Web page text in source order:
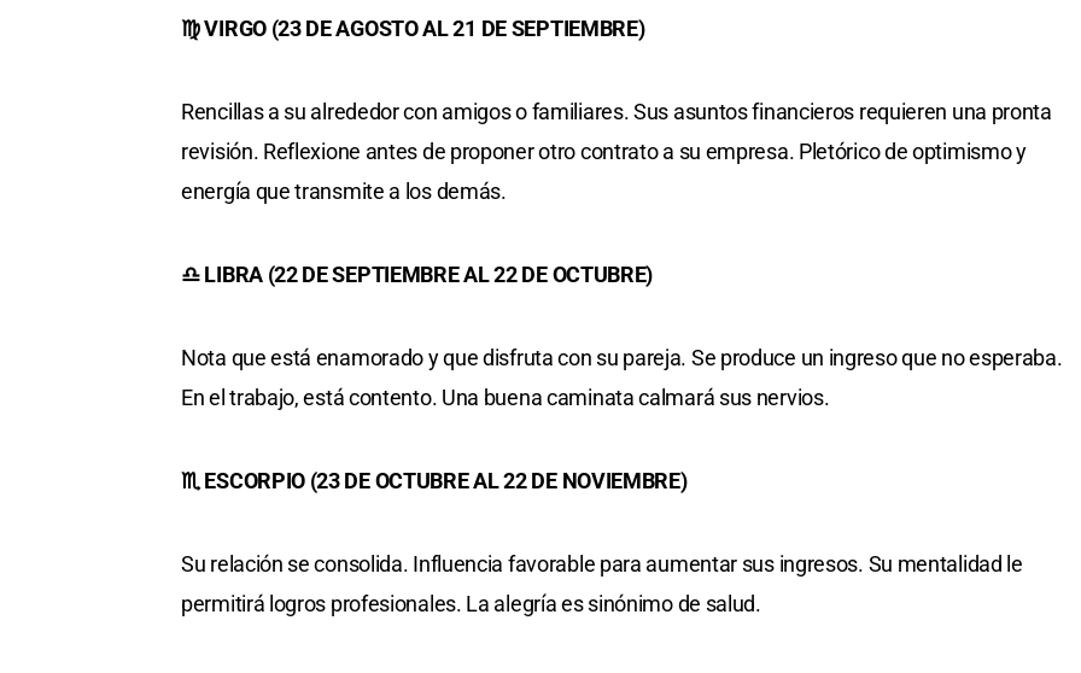
♍ VIRGO (23 DE AGOSTO AL 21 DE SEPTIEMBRE)
Rencillas a su alrededor con amigos o familiares. Sus asuntos financieros requieren una pronta
revisión. Reflexione antes de proponer otro contrato a su empresa. Pletórico de optimismo y
energía que transmite a los demás.
♎ LIBRA (22 DE SEPTIEMBRE AL 22 DE OCTUBRE)
Nota que está enamorado y que disfruta con su pareja. Se produce un ingreso que no esperaba.
En el trabajo, está contento. Una buena caminata calmará sus nervios.
♏ ESCORPIO (23 DE OCTUBRE AL 22 DE NOVIEMBRE)
Su relación se consolida. Influencia favorable para aumentar sus ingresos. Su mentalidad le
permitirá logros profesionales. La alegría es sinónimo de salud.